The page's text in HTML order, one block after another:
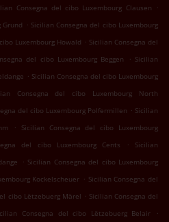
Consegna del cibo Luxembourg Clausen
.
Grund . Sicilian Consegna del cibo Luxembourg
Luxembourg Howald . Sicilian Consegna del
del cibo Luxembourg Beggen . Sicilian
. Sicilian Consegna del cibo Luxembourg
Consegna del cibo Luxembourg North
del cibo Luxembourg Polfermillen . Sicilian
.
Sicilian Consegna del cibo Luxembourg
del cibo Luxembourg Cents .
Sicilian
. Sicilian Consegna del cibo Luxembourg
Kockelscheuer . Sicilian Consegna del
cibo Lëtzebuerg Märel . Sicilian Consegna del
Consegna del cibo Lëtzebuerg Belair
.